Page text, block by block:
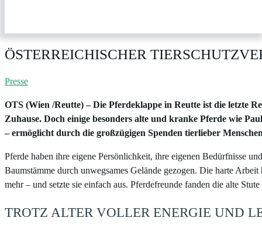
ÖSTERREICHISCHER
Presse
OTS (Wien /Reutte) – Die Pferdeklappe in Reutte ist die letzte
Zuhause. Doch einige besonders alte und kranke Pferde wie
– ermöglicht durch die großzügigen Spenden tierlieber
Pferde haben ihre eigene Persönlichkeit, ihre eigenen Bedürfnisse
Baumstämme durch unwegsames Gelände gezogen. Die harte
mehr – und setzte sie einfach aus. Pferdefreunde fanden die alte
TROTZ ALTER VOLLER ENERGIE UND